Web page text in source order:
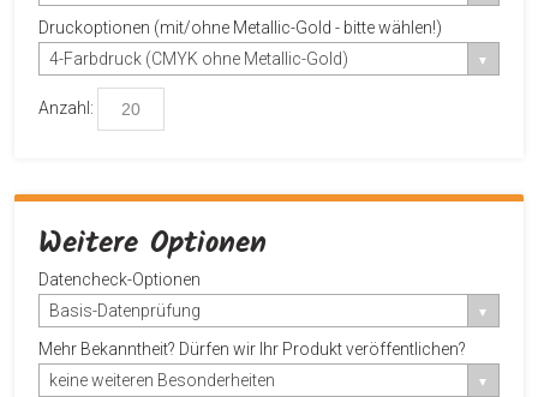
Druckoptionen (mit/ohne Metallic-Gold - bitte wählen!)
4-Farbdruck (CMYK ohne Metallic-Gold)
Anzahl:
Weitere Optionen
Datencheck-Optionen
Basis-Datenprüfung
Mehr Bekanntheit? Dürfen wir Ihr Produkt veröffentlichen?
keine weiteren Besonderheiten